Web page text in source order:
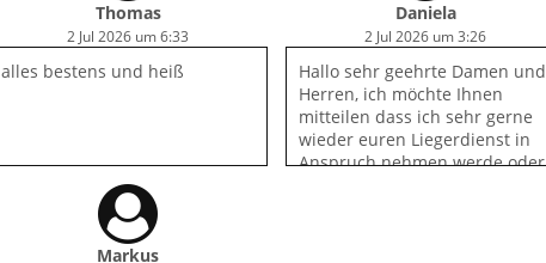
Thomas
2 Jul 2026 um 6:33
alles bestens und heiß
Daniela
2 Jul 2026 um 3:26
Hallo sehr geehrte Damen und
Herren, ich möchte Ihnen
mitteilen dass ich sehr gerne
wieder euren Liegerdienst in
Anspruch nehmen werde oder
Markus